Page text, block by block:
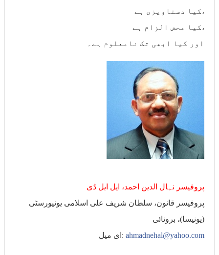
کیا دستاویزی ہے،
کیا محض الزام ہے،
اور کیا ابھی تک نامعلوم ہے۔
پروفیسر نہال الدین احمد، ایل ایل ڈی
پروفیسر قانون، سلطان شریف علی اسلامی یونیورسٹی
(یونیسا)، برونائی
ای میل:ahmadnehal@yahoo.com